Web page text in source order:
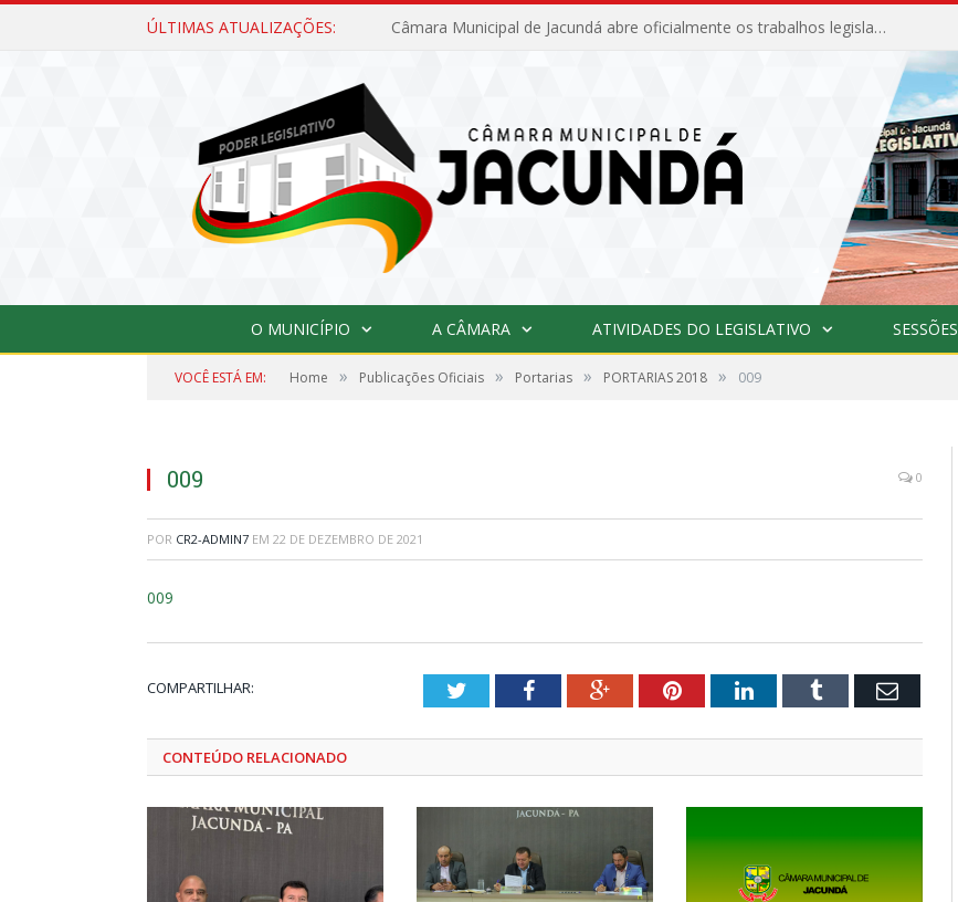
ÚLTIMAS ATUALIZAÇÕES: Câmara Municipal de Jacundá abre oficialmente os trabalhos legislativos de 2026
O MUNICÍPIO A CÂMARA ATIVIDADES DO LEGISLATIVO SESSÕES
VOCÊ ESTÁ EM: Home » Publicações Oficiais » Portarias » PORTARIAS 2018 » 009
009 0
POR CR2-ADMIN7 EM 22 DE DEZEMBRO DE 2021
009
COMPARTILHAR: TwitterFacebookGoogle+PinterestLinkedInTumblr Email
CONTEÚDO RELACIONADO